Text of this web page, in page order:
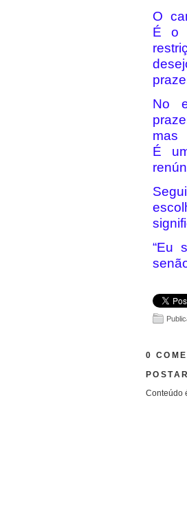
O
É o
No
mas
É
“Eu
0
Conteúdo